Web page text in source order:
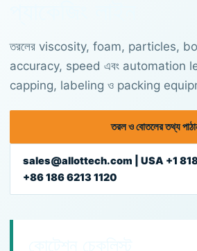
তরলের viscosity, foam, particles,
accuracy, speed এবং automation
capping, labeling ও packing
তরল ও বোতলের তথ্য
sales@allottech.com | USA +1
+86 186 6213 1120